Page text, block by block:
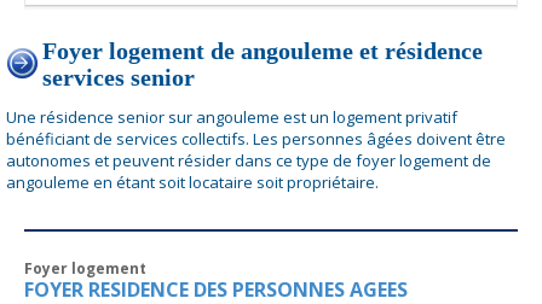
Foyer logement de angouleme et résidence
services senior
Une résidence senior sur angouleme est un logement privatif
bénéficiant de services collectifs. Les personnes âgées doivent être
autonomes et peuvent résider dans ce type de foyer logement de
angouleme en étant soit locataire soit propriétaire.
Foyer logement
FOYER RESIDENCE DES PERSONNES AGEES